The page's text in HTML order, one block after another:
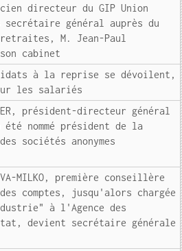
directeur du GIP Union
général auprès du
retraites, M. Jean-Paul
cabinet
à la reprise se dévoilent,
les salariés
président-directeur général
nommé président de la
sociétés anonymes
MILKO, première conseillère
comptes, jusqu'alors chargée
à l'Agence des
devient secrétaire générale